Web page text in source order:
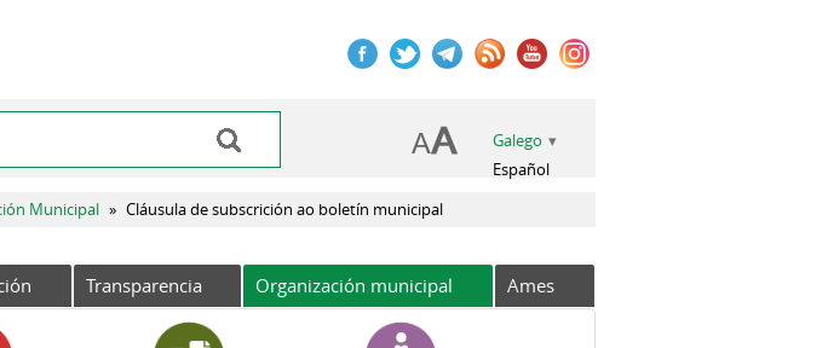
Galego
Español
Municipal » Cláusula de subscrición ao boletín municipal
Transparencia Organización municipal Ames